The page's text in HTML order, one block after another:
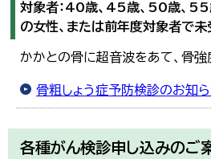
対象者：40歳、45歳、50歳、
の女性、または前年度対象者で
かかとの骨に超音波をあて、骨強
骨粗しょう症予防検診のお知
各種がん検診申し込みのご